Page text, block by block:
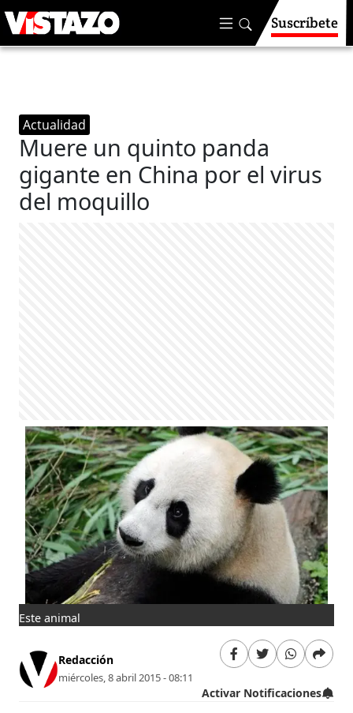
Suscríbete
Actualidad
Muere un quinto panda
gigante en China por el virus
del moquillo
Este animal
Redacción
miércoles, 8 abril 2015 - 08:11
Activar Notificaciones